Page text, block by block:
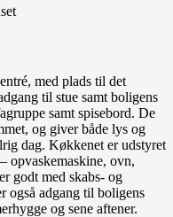
med plads til det
til stue samt boligens
samt spisebord. De
og giver både lys og
dag. Køkkenet er udstyret
opvaskemaskine, ovn,
godt med skabs- og
også adgang til boligens
og sene aftener.